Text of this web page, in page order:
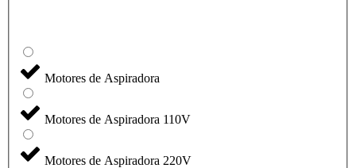
Motores de Aspiradora
Motores de Aspiradora 110V
Motores de Aspiradora 220V